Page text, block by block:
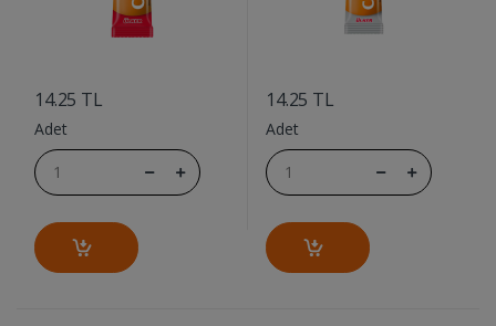
14.25 TL
Adet
14.25 TL
Adet